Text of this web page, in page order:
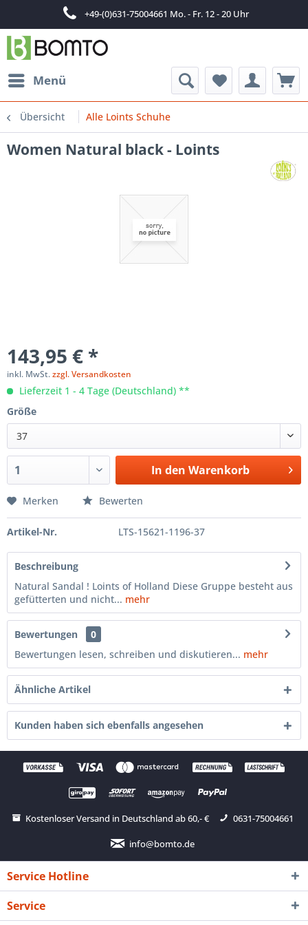
+49-(0)631-75004661 Mo. - Fr. 12 - 20 Uhr
Menü
Übersicht Alle Loints Schuhe
Women Natural black - Loints
143,95 € *
inkl. MwSt.zzgl. Versandkosten
Lieferzeit 1 - 4 Tage (Deutschland) **
Größe
37
In den Warenkorb
Merken Bewerten
Artikel-Nr. LTS-15621-1196-37
Beschreibung
Natural Sandal ! Loints of Holland Diese Gruppe besteht aus
gefütterten und nicht... mehr
Bewertungen
0
Bewertungen lesen, schreiben und diskutieren... mehr
Ähnliche Artikel
Kunden haben sich ebenfalls angesehen
Kostenloser Versand in Deutschland ab 60,- € 0631-75004661
info@bomto.de
Service Hotline
Service